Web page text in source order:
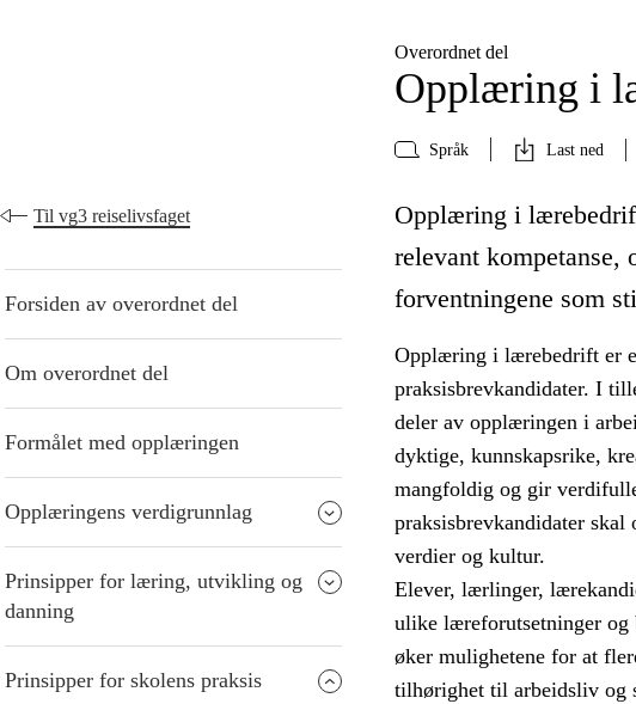
Overordnet del
Opplæring i
Språk Last ned
Til vg3 reiselivsfaget
Forsiden av overordnet del
Om overordnet del
Formålet med opplæringen
Opplæringens verdigrunnlag
Prinsipper for læring, utvikling og
danning
Prinsipper for skolens praksis
Opplæring i
relevant kompetanse,
forventningene som
Opplæring i lærebedrift er
praksisbrevkandidater. I
deler av opplæringen i
dyktige, kunnskapsrike,
mangfoldig og gir
praksisbrevkandidater
verdier og kultur.
Elever, lærlinger,
ulike læreforutsetninger og
øker mulighetene for at
tilhørighet til arbeidsliv og